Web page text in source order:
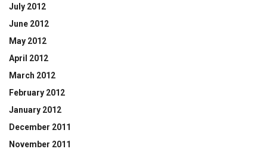
July 2012
June 2012
May 2012
April 2012
March 2012
February 2012
January 2012
December 2011
November 2011